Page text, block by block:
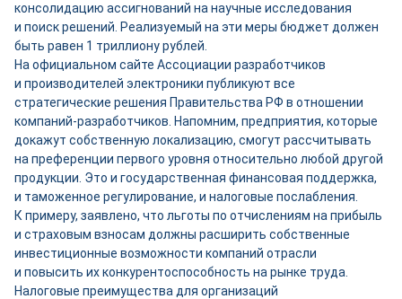
консолидацию ассигнований на научные исследования
и поиск решений. Реализуемый на эти меры бюджет должен
быть равен 1 триллиону руб­лей.
На официальном сайте Ассоциации разработчиков
и производителей электроники публикуют все
стратегические решения Правительства РФ в отношении
компаний-­разработчиков. Напомним, предприятия, которые
докажут собственную локализацию, смогут рассчитывать
на преференции первого уровня относительно любой другой
продукции. Это и государственная финансовая поддержка,
и таможенное регулирование, и налоговые послабления.
К примеру, заявлено, что льготы по отчислениям на прибыль
и страховым взносам должны расширить собственные
инвестиционные возможности компаний отрасли
и повысить их конкурентоспособность на рынке труда.
Налоговые преимущества для организаций